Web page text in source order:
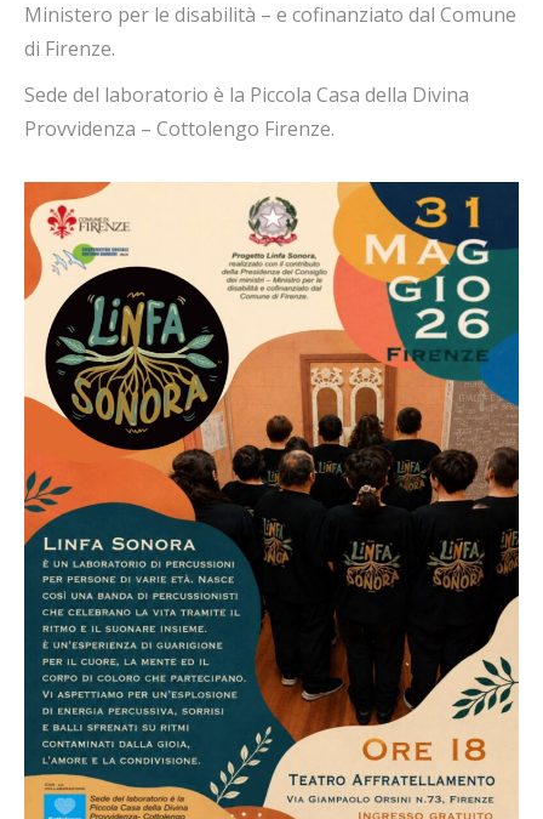
Ministero per le disabilità – e cofinanziato dal Comune
di Firenze.
Sede del laboratorio è la Piccola Casa della Divina
Provvidenza – Cottolengo Firenze.